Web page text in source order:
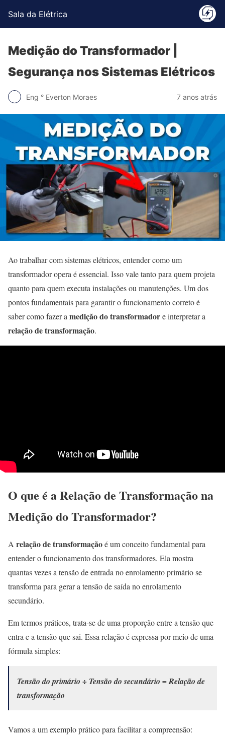
Sala da Elétrica
Medição do Transformador |
Segurança nos Sistemas Elétricos
Eng ° Everton Moraes 7 anos atrás
Ao trabalhar com sistemas elétricos, entender como um
transformador opera é essencial. Isso vale tanto para quem projeta
quanto para quem executa instalações ou manutenções. Um dos
pontos fundamentais para garantir o funcionamento correto é
saber como fazer a medição do transformadore interpretar a
relação de transformação.
O que é a Relação de Transformação na
Medição do Transformador?
A relação de transformaçãoé um conceito fundamental para
entender o funcionamento dos transformadores. Ela mostra
quantas vezes a tensão de entrada no enrolamento primário se
transforma para gerar a tensão de saída no enrolamento
secundário.
Em termos práticos, trata-se de uma proporção entre a tensão que
entra e a tensão que sai. Essa relação é expressa por meio de uma
fórmula simples:
Tensão do primário ÷ Tensão do secundário = Relação de
transformação
Vamos a um exemplo prático para facilitar a compreensão: